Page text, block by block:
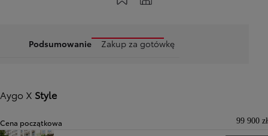
Podsumowanie Zakup za gotówkę
Aygo X Style
Cena początkowa 99 900 zł